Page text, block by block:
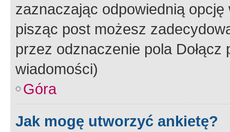
zaznaczając odpowiednią
pisząc post możesz
przez odznaczenie pola
wiadomości)
Góra
Jak mogę utworzyć ankietę?